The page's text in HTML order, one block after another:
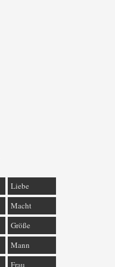
Liebe
Macht
Größe
Mann
Frau